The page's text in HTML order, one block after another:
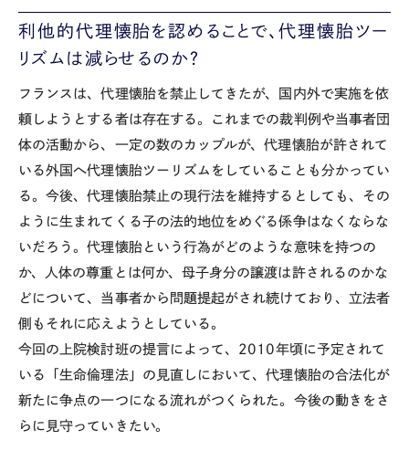
利他的代理懐胎を認めることで、代理懐胎ツー
リズムは減らせるのか？
フランスは、代理懐胎を禁止してきたが、国内外で実施を依
頼しようとする者は存在する。これまでの裁判例や当事者団
体の活動から、一定の数のカップルが、代理懐胎が許されて
いる外国へ代理懐胎ツーリズムをしていることも分かってい
る。今後、代理懐胎禁止の現行法を維持するとしても、その
ように生まれてくる子の法的地位をめぐる係争はなくならな
いだろう。代理懐胎という行為がどのような意味を持つの
か、人体の尊重とは何か、母子身分の譲渡は許されるのかな
どについて、当事者から問題提起がされ続けており、立法者
側もそれに応えようとしている。
今回の上院検討班の提言によって、2010年頃に予定されて
いる「生命倫理法」の見直しにおいて、代理懐胎の合法化が
新たに争点の一つになる流れがつくられた。今後の動きをさ
らに見守っていきたい。